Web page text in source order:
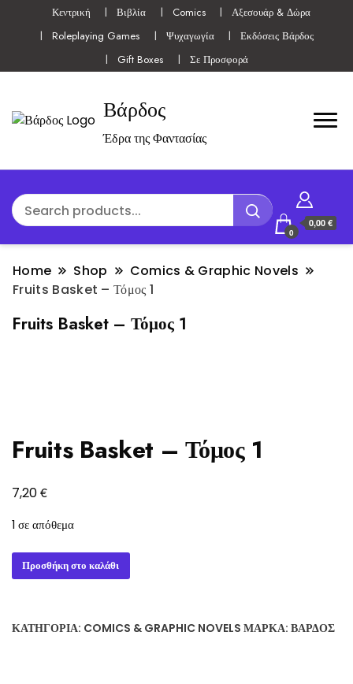
Κεντρική Βιβλία Comics
Αξεσουάρ & Δώρα
Roleplaying Games
Ψυχαγωγία
Εκδόσεις Βάρδος
Gift Boxes
Σε Προσφορά
Βάρδος
Έδρα της Φαντασίας
0
0,00 €
Home Shop
Comics & Graphic Novels
Fruits Basket – Τόμος 1
Fruits Basket – Τόμος 1
Fruits Basket – Τόμος 1
7,20€
1 σε απόθεμα
Fruits
Basket
1
Προσθήκη στο καλάθι
ΚΑΤΗΓΟΡΊΑ: COMICS & GRAPHIC NOVELS ΜΆΡΚΑ: ΒΆΡΔΟΣ